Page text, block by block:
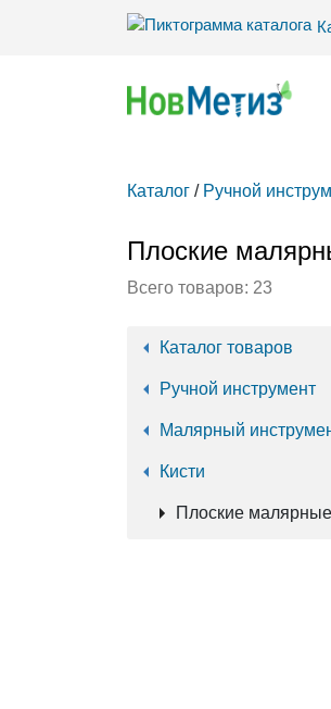
Каталог / Ручной
Плоские
Всего товаров: 23
Каталог товаров
Ручной инструмент
Малярный
Кисти
Плоские малярные